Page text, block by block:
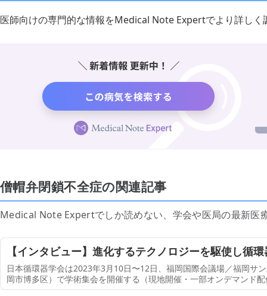
医師向けの専門的な情報をMedical Note Expertでより詳しく
僧帽弁閉鎖不全症の関連記事
Medical Note Expertでしか読めない、学会や医局の最新医
【インタビュー】進化するテクノロジーを駆使し循
ジを――次世代を担う若者に向けて筒井 裕之氏（九
日本循環器学会は2023年3月10日〜12日、福岡国際会議場／福岡サ
岡市博多区）で学術集会を開催する（現地開催・一部オンデマンド
lenge with Next Generation」には、次世代を担う若手とともに循環